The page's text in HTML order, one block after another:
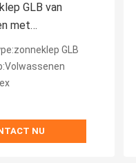
GLB van
met
5660cm
GLB
NU